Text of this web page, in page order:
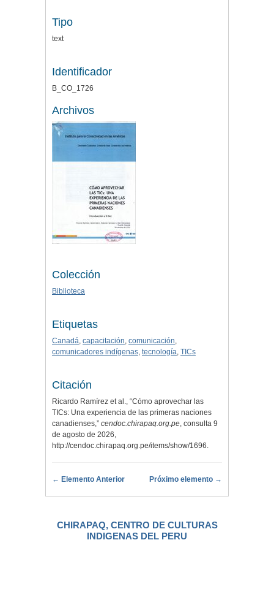
Tipo
text
Identificador
B_CO_1726
Archivos
Colección
Biblioteca
Etiquetas
Canadá, capacitación, comunicación,
comunicadores indígenas, tecnología, TICs
Citación
Ricardo Ramírez et al., “Cómo aprovechar las
TICs: Una experiencia de las primeras naciones
canadienses,” cendoc.chirapaq.org.pe, consulta 9
de agosto de 2026,
http://cendoc.chirapaq.org.pe/items/show/1696.
← Elemento Anterior Próximo elemento →
CHIRAPAQ, CENTRO DE CULTURAS
INDIGENAS DEL PERU